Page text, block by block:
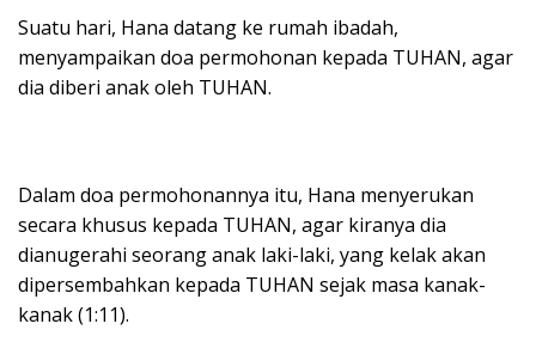
Suatu hari, Hana datang ke rumah ibadah,
menyampaikan doa permohonan kepada TUHAN, agar
dia diberi anak oleh TUHAN.
Dalam doa permohonannya itu, Hana menyerukan
secara khusus kepada TUHAN, agar kiranya dia
dianugerahi seorang anak laki-laki, yang kelak akan
dipersembahkan kepada TUHAN sejak masa kanak-
kanak (1:11).